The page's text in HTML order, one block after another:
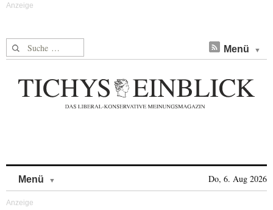
Suche nach: Menü
Menü Do, 6. Aug 2026